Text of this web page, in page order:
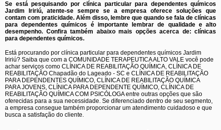
Se está pesquisando por clínica particular para dependentes químicos
Jardim Iririú, atente-se sempre se a empresa oferece soluções que
contam com praticidade. Além disso, lembre que quando se fala de clínicas
para dependentes químicos é importante lembrar de qualidade e alto
desempenho. Confira também abaixo mais opções acerca de: clínicas
para dependentes químicos.
Está procurando por clínica particular para dependentes químicos Jardim
Iririú? Saiba que com a COMUNIDADE TERAPEUTICA ALTO VALE você pode
achar serviços como CLÍNICA DE REABILITAÇÃO QUÍMICA, CLÍNICA DE
REABILITAÇÃO Chapadão do Lageado - SC e CLÍNICA DE REABILITAÇÃO
PARA DEPENDENTES QUÍMICO, CLÍNICA DE REABILITAÇÃO QUÍMICA
PARA JOVENS, CLÍNICA PARA DEPENDENTE QUÍMICO, CLÍNICA DE
REABILITAÇÃO QUÍMICA COM PSICÓLOGA entre outras opções que são
oferecidas para a sua necessidade. Se diferenciado dentro de seu segmento,
a empresa consegue também proporcionar um atendimento cuidadoso e que
busca a satisfação do cliente.